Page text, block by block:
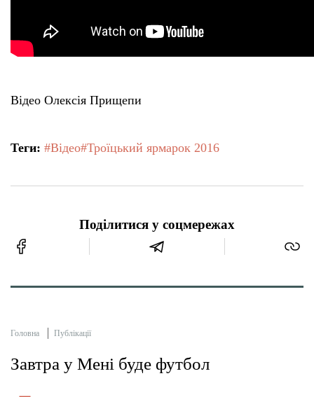
Відео Олексія Прищепи
Теги: #Відео#Троїцький ярмарок 2016
Поділитися у соцмережах
Головна Публікації
Завтра у Мені буде футбол